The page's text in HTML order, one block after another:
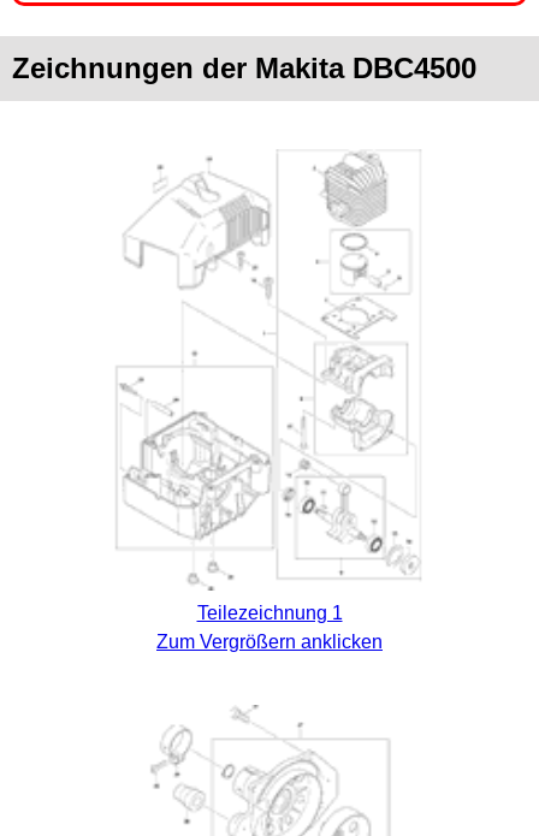
Zeichnungen der Makita DBC4500
Teilezeichnung 1
Zum Vergrößern anklicken